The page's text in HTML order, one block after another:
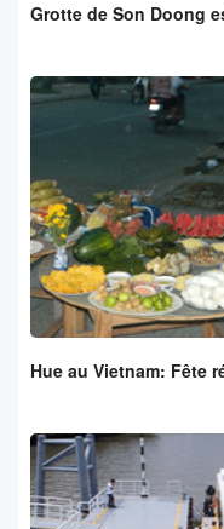
Grotte de Son Doong
Hue au Vietnam: Fête